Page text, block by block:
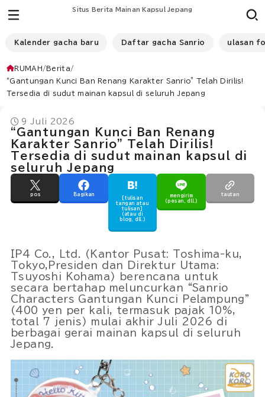
Situs Berita Mainan Kapsul Jepang
Kalender gacha baru Daftar gacha Sanrio ulasan
RUMAH
Berita
“Gantungan Kunci Ban Renang Karakter Sanrio” Telah Dirilis!
Tersedia di sudut mainan kapsul di seluruh Jepang
9 Juli 2026
“Gantungan Kunci Ban Renang
Karakter Sanrio” Telah Dirilis!
Tersedia di sudut mainan kapsul di
seluruh Jepang
pos
Bagikan
[tulisan
tangan atau
tulisan]
(atau di
blog, dll.)
mengirim
(pesan, dll.)
tautan
IP4 Co., Ltd. (Kantor Pusat: Toshima-ku,
Tokyo,Presiden dan Direktur Utama:
Tsuyoshi Kohama) berencana untuk
secara bertahap meluncurkan “Sanrio
Characters Gantungan Kunci Pelampung”
(400 yen per kali, termasuk pajak 10%,
total 7 jenis) mulai akhir Juli 2026 di
berbagai gerai mainan kapsul di seluruh
Jepang.